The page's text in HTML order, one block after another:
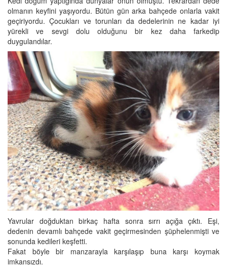
olmanın keyfini yaşıyordu. Bütün gün arka bahçede onlarla vakit
geçiriyordu. Çocukları ve torunları da dedelerinin ne kadar iyi
yürekli ve sevgi dolu olduğunu bir kez daha farkedip
duygulandılar.
Yavrular doğduktan birkaç hafta sonra sırrı açığa çıktı. Eşi,
dedenin devamlı bahçede vakit geçirmesinden şüphelenmişti ve
sonunda kedileri keşfetti.
Fakat böyle bir manzarayla karşılaşıp buna karşı koymak
imkansızdı.